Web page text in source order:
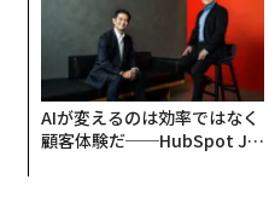
AIが変えるのは効率ではなく
顧客体験だ──HubSpot Ja